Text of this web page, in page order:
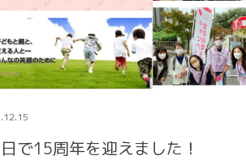
で15周年を迎えました！